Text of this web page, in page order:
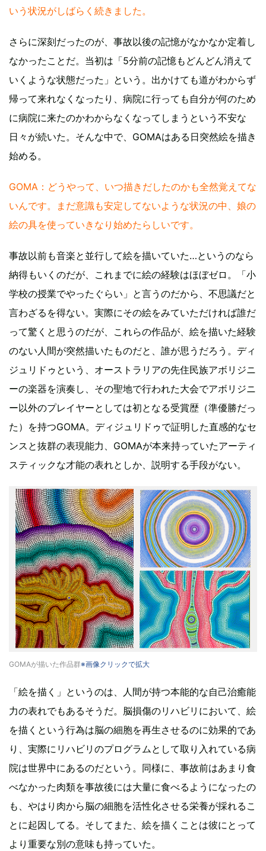
いう状況がしばらく続きました。
さらに深刻だったのが、事故以後の記憶がなかなか定着し
なかったことだ。当初は「5分前の記憶もどんどん消えて
いくような状態だった」という。出かけても道がわからず
帰って来れなくなったり、病院に行っても自分が何のため
に病院に来たのかわからなくなってしまうという不安な
日々が続いた。そんな中で、GOMAはある日突然絵を描き
始める。
GOMA：どうやって、いつ描きだしたのかも全然覚えてな
いんです。まだ意識も安定してないような状況の中、娘の
絵の具を使っていきなり始めたらしいです。
事故以前も音楽と並行して絵を描いていた…というのなら
納得もいくのだが、これまでに絵の経験はほぼゼロ。「小
学校の授業でやったぐらい」と言うのだから、不思議だと
言わざるを得ない。実際にその絵をみていただければ誰だ
って驚くと思うのだが、これらの作品が、絵を描いた経験
のない人間が突然描いたものだと、誰が思うだろう。ディ
ジュリドゥという、オーストラリアの先住民族アボリジニ
ーの楽器を演奏し、その聖地で行われた大会でアボリジニ
ー以外のプレイヤーとしては初となる受賞歴（準優勝だっ
た）を持つGOMA。ディジュリドゥで証明した直感的なセ
ンスと抜群の表現能力、GOMAが本来持っていたアーティ
スティックな才能の表れとしか、説明する手段がない。
GOMAが描いた作品群※画像クリックで拡大
「絵を描く」というのは、人間が持つ本能的な自己治癒能
力の表れでもあるそうだ。脳損傷のリハビリにおいて、絵
を描くという行為は脳の細胞を再生させるのに効果的であ
り、実際にリハビリのプログラムとして取り入れている病
院は世界中にあるのだという。同様に、事故前はあまり食
べなかった肉類を事故後には大量に食べるようになったの
も、やはり肉から脳の細胞を活性化させる栄養が採れるこ
とに起因してる。そしてまた、絵を描くことは彼にとって
より重要な別の意味も持っていた。